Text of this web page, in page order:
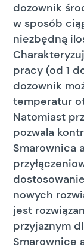
dozownik
w sposób
niezbędną
pracy (od 1
dozownik
temperatur
Natomiast
pozwala
Smarownica
nowych
jest
przyjaznym
Smarownice